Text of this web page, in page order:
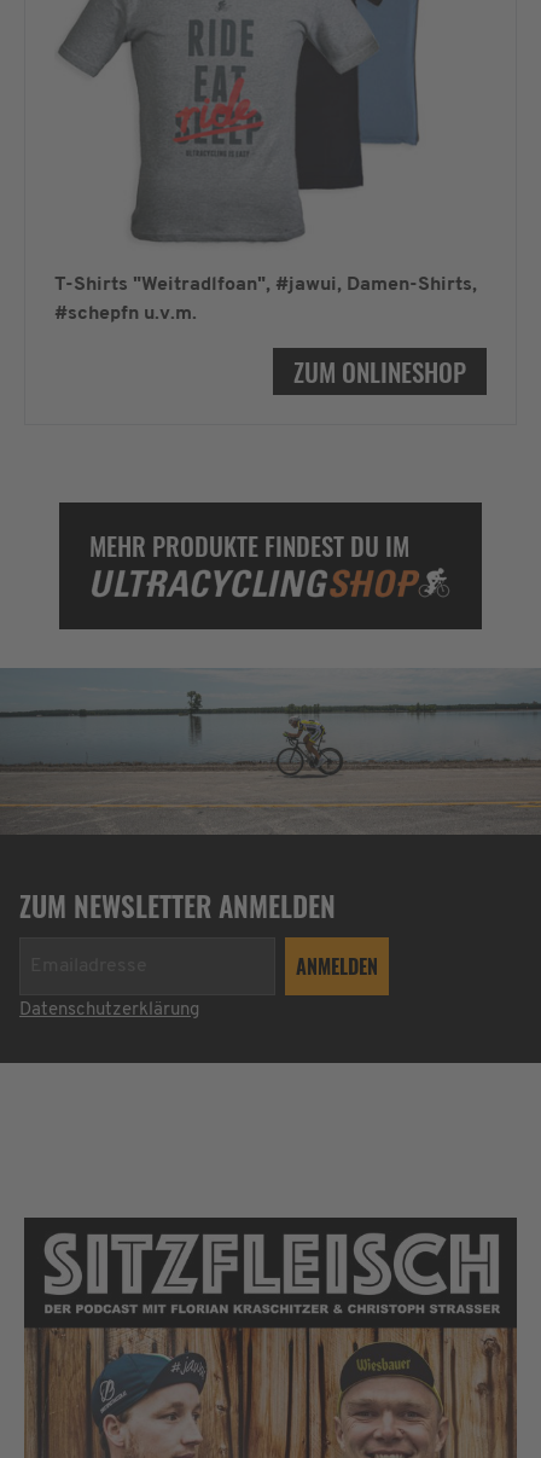
T-Shirts "Weitradlfoan", #jawui, Damen-Shirts,
#schepfn u.v.m.
ZUM ONLINESHOP
MEHR PRODUKTE FINDEST DU IM
ZUM NEWSLETTER ANMELDEN
Datenschutzerklärung